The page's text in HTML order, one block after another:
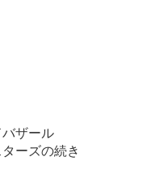
ザール
ーズの続き